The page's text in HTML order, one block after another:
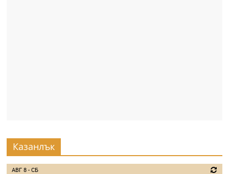
Казанлък
АВГ 8 - СБ